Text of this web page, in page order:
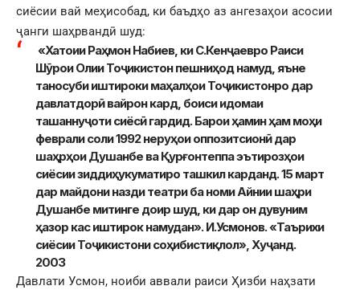
сиёсии вай меҳисобад, ки баъдҳо аз ангезаҳои асосии
ҷанги шаҳрвандӣ шуд:
«Хатоии Раҳмон Набиев, ки С.Кенҷаевро Раиси
Шӯрои Олии Тоҷикистон пешниҳод намуд, яъне
таносуби иштироки маҳалҳои Тоҷикистонро дар
давлатдорӣ вайрон кард, боиси идомаи
ташаннуҷоти сиёсӣ гардид. Барои ҳамин ҳам моҳи
феврали соли 1992 неруҳои оппозитсионӣ дар
шаҳрҳои Душанбе ва Қурғонтеппа эътирозҳои
сиёсии зиддиҳукуматиро ташкил карданд. 15 март
дар майдони назди театри ба номи Айнии шаҳри
Душанбе митинге доир шуд, ки дар он дувуним
ҳазор кас иштирок намудан». И.Усмонов. «Таърихи
сиёсии Тоҷикистони соҳибистиқлол», Хуҷанд.
2003
Давлати Усмон, ноиби аввали раиси Ҳизби наҳзати